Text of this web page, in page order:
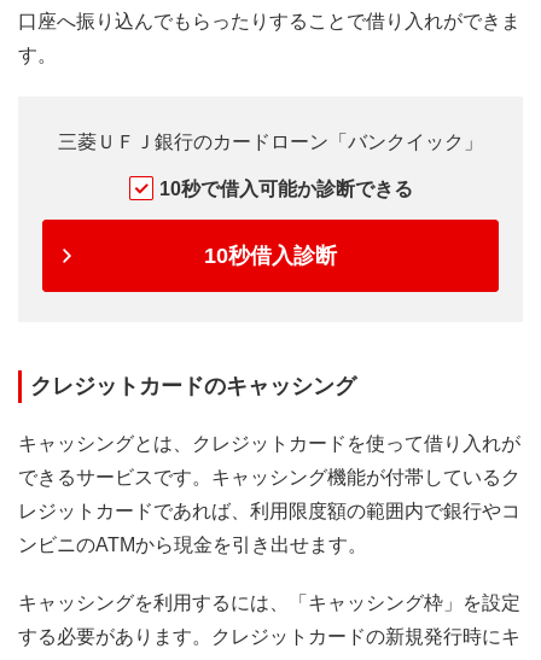
口座へ振り込んでもらったりすることで借り入れができま
す。
三菱ＵＦＪ銀行のカードローン「バンクイック」
10秒で借入可能か診断できる
10秒借入診断
クレジットカードのキャッシング
キャッシングとは、クレジットカードを使って借り入れが
できるサービスです。キャッシング機能が付帯しているク
レジットカードであれば、利用限度額の範囲内で銀行やコ
ンビニのATMから現金を引き出せます。
キャッシングを利用するには、「キャッシング枠」を設定
する必要があります。クレジットカードの新規発行時にキ